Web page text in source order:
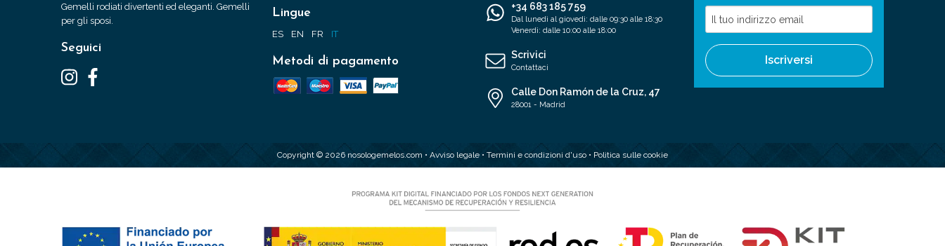
Gemelli rodiati divertenti ed eleganti. Gemelli
per gli sposi.
Seguici
Lingue
ES EN FR IT
Metodi di pagamento
+34 683 185 759
Dal lunedì al giovedì: dalle 09:30 alle 18:30
Venerdì: dalle 10:00 alle 18:00
Scrivici
Contattaci
Calle Don Ramón de la Cruz, 47
28001 - Madrid
tuo
indirizzo
email
Iscriversi
Copyright © 2026 nosologemelos.com • Avviso legale • Termini e condizioni d'uso • Politica sulle cookie